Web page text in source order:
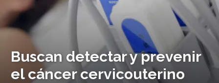
Buscan detectar y prevenir
el cáncer cervicouterino